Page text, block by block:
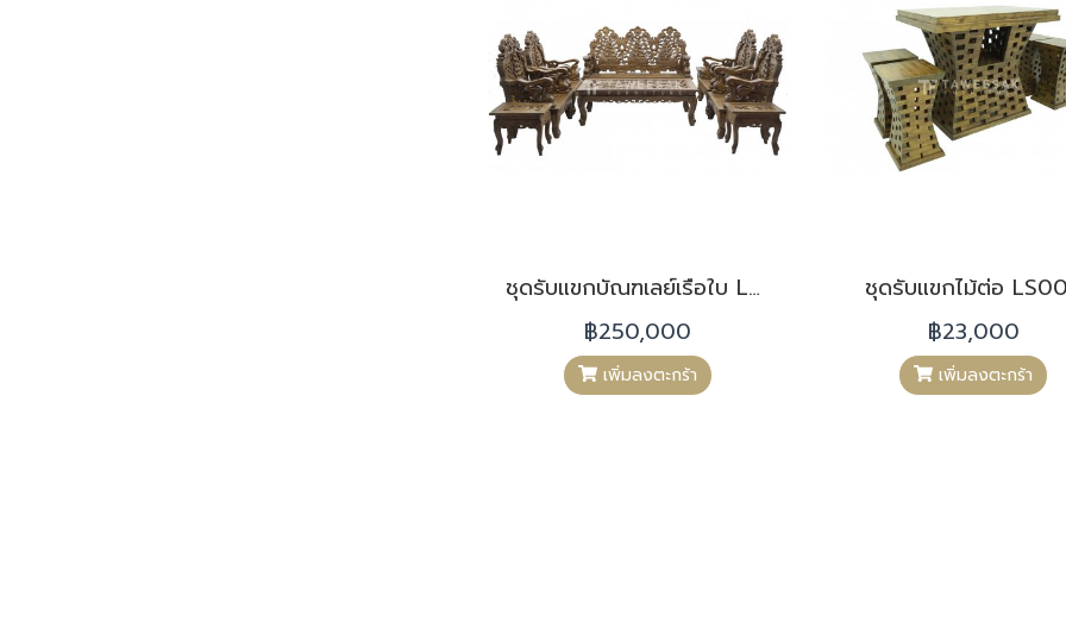
ชุดรับแขกบัณฑเลย์เรือใบ LS006
฿250,000
เพิ่มลงตะกร้า
ชุดรับแขกไม้ต่อ
฿23,000
เพิ่มลงตะกร้า